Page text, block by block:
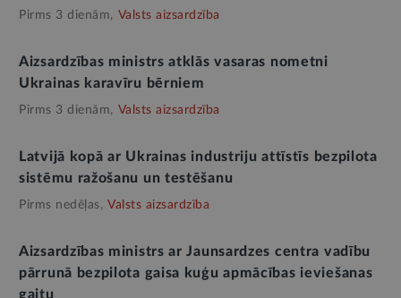
Pirms 3 dienām, Valsts aizsardzība
Aizsardzības ministrs atklās vasaras nometni
Ukrainas karavīru bērniem
Pirms 3 dienām, Valsts aizsardzība
Latvijā kopā ar Ukrainas industriju attīstīs bezpilota
sistēmu ražošanu un testēšanu
Pirms nedēļas, Valsts aizsardzība
Aizsardzības ministrs ar Jaunsardzes centra vadību
pārrunā bezpilota gaisa kuģu apmācības ieviešanas
gaitu